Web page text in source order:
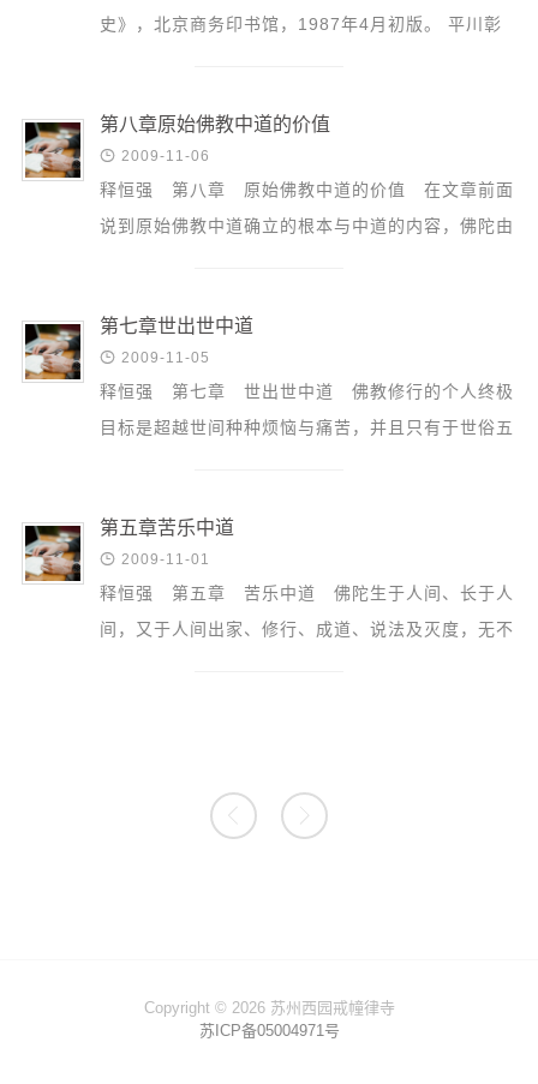
史》，北京商务印书馆，1987年4月初版。 平川彰
第八章原始佛教中道的价值
 2009-11-06
释恒强 第八章 原始佛教中道的价值 在文章前面
说到原始佛教中道确立的根本与中道的内容，佛陀由
第七章世出世中道
 2009-11-05
释恒强 第七章 世出世中道 佛教修行的个人终极
目标是超越世间种种烦恼与痛苦，并且只有于世俗五
第五章苦乐中道
 2009-11-01
释恒强 第五章 苦乐中道 佛陀生于人间、长于人
间，又于人间出家、修行、成道、说法及灭度，无不
 
Copyright © 2026 苏州西园戒幢律寺
苏ICP备05004971号